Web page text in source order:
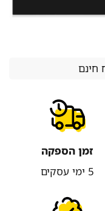
זמן הספקה
5 ימי עסקים